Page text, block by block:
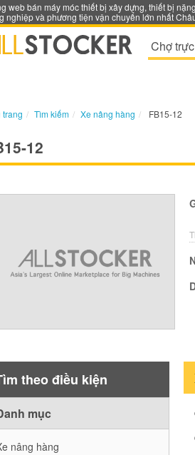
web bán máy móc thiết bị xây dựng, thiết bị
nghiệp và phương tiện vận chuyển lớn nhất
Chợ
Tìm kiếm Xe nâng hàng FB15-12
12
theo điều kiện
mục
nâng hàng